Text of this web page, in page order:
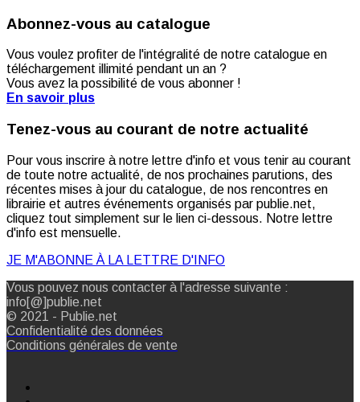
Abonnez-vous au catalogue
Vous voulez profiter de l'intégralité de notre catalogue en
téléchargement illimité pendant un an ?
Vous avez la possibilité de vous abonner !
En savoir plus
Tenez-vous au courant de notre actualité
Pour vous inscrire à notre lettre d'info et vous tenir au courant
de toute notre actualité, de nos prochaines parutions, des
récentes mises à jour du catalogue, de nos rencontres en
librairie et autres événements organisés par publie.net,
cliquez tout simplement sur le lien ci-dessous. Notre lettre
d'info est mensuelle.
JE M'ABONNE À LA LETTRE D'INFO
Vous pouvez nous contacter à l'adresse suivante :
info[@]publie.net
© 2021 - Publie.net
Confidentialité des données
Conditions générales de vente